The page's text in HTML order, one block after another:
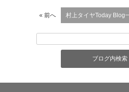
« 前へ 村上タイヤToday Blog